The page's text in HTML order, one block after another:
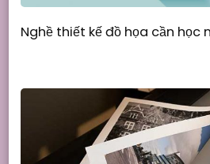
Nghề thiết kế đồ họa cần học